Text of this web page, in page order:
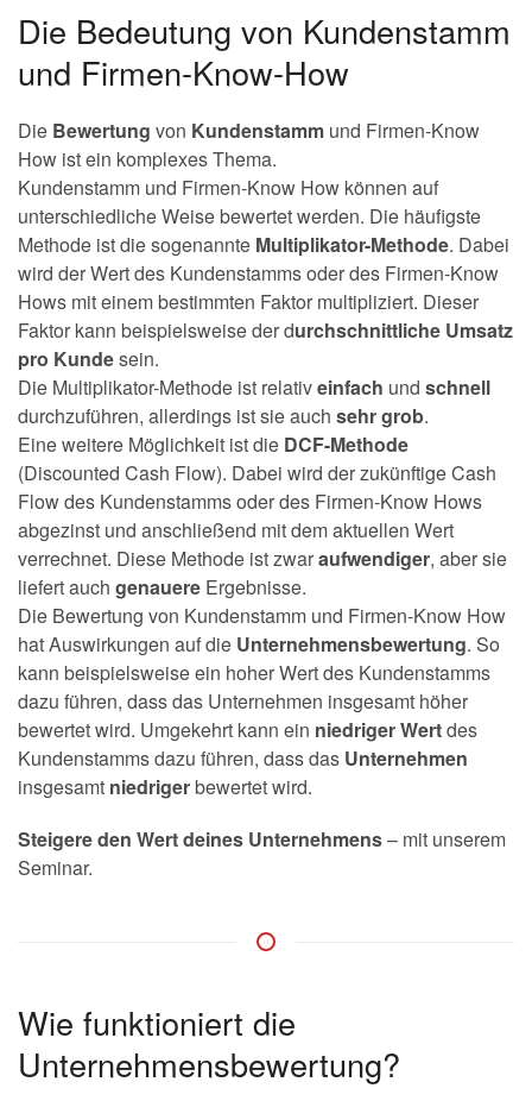
Die Bedeutung von Kundenstamm
und Firmen-Know-How
Die Bewertung von Kundenstamm und Firmen-Know
How ist ein komplexes Thema.
Kundenstamm und Firmen-Know How können auf
unterschiedliche Weise bewertet werden. Die häufigste
Methode ist die sogenannte Multiplikator-Methode. Dabei
wird der Wert des Kundenstamms oder des Firmen-Know
Hows mit einem bestimmten Faktor multipliziert. Dieser
Faktor kann beispielsweise der durchschnittliche Umsatz
pro Kundesein.
Die Multiplikator-Methode ist relativeinfach und schnell
durchzuführen, allerdings ist sie auch sehrgrob.
Eine weitere Möglichkeit ist die DCF-Methode
(Discounted Cash Flow). Dabei wird der zukünftige Cash
Flow des Kundenstamms oder des Firmen-Know Hows
abgezinst und anschließend mit dem aktuellen Wert
verrechnet. Diese Methode ist zwaraufwendiger, aber sie
liefert auch genauere Ergebnisse.
Die Bewertung von Kundenstamm und Firmen-Know How
hat Auswirkungen auf die Unternehmensbewertung. So
kann beispielsweise ein hoher Wert des Kundenstamms
dazu führen, dass das Unternehmen insgesamt höher
bewertet wird. Umgekehrt kann ein niedriger Wertdes
Kundenstamms dazu führen, dass das Unternehmen
insgesamt niedrigerbewertet wird.
Steigere den Wert deines Unternehmens– mit unserem
Seminar.
Wie funktioniert die
Unternehmensbewertung?